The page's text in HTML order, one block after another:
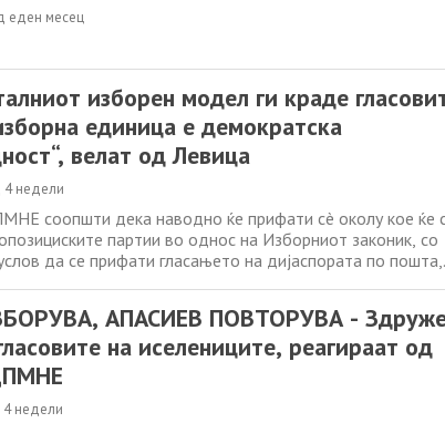
еден месец
изборен модел ги краде
единица е демократска
велат од Левица
4 недели
соопшти дека наводно ќе прифати сè околу кое ќе
партии во однос на Изборниот законик, со
да се прифати гласањето на дијаспората по пошта,
и АПАСИЕВ ПОВТОРУВА -
на иселениците, реагираат од
недели